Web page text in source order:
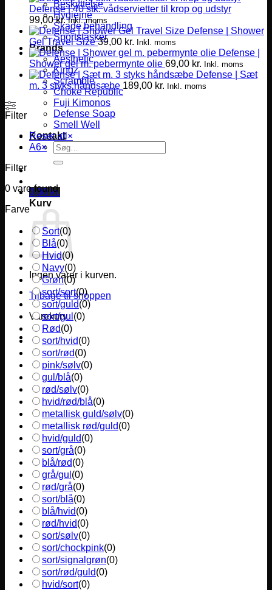
Beskyttelse
Hygiejne
Skade behandling
Sportstasker
Brands
Aesthetic
Kingz
Scramble
Choke Republic
Fuji Kimonos
Defense Soap
Smell Well
Kontakt
Søg
efter:
0,00 kr.
Kurv
Ingen varer i kurven.
Tilbage til shoppen
Varekurv
Defense | 40 stk. vådservietter til krop og udstyr
99,00kr. Inkl. moms
Defense | Shower
Gel Travel Size 39,00 kr. Inkl. moms
Defense |
Shower gel m. pebermynte olie 69,00 kr. Inkl. moms
Defense | Sæt
m. 3 styks håndsæbe 189,00 kr. Inkl. moms
Filter
Reset all ×
A6×
Filter
0 vare found
Farve
Sort(0)
Blå(0)
Hvid(0)
Navy(0)
Grøn(0)
sort/sort(0)
sort/guld(0)
sort/gul (0)
Rød(0)
sort/hvid(0)
sort/rød(0)
pink/sølv(0)
gul/blå(0)
rød/sølv(0)
hvid/rød/blå(0)
metallisk guld/sølv(0)
metallisk rød/guld(0)
hvid/guld(0)
sort/grå(0)
blå/rød(0)
grå/gul (0)
rød/grå(0)
sort/blå(0)
blå/hvid(0)
rød/hvid(0)
sort/sølv(0)
sort/chockpink(0)
sort/signalgrøn(0)
sort/rød/guld(0)
hvid/sort(0)